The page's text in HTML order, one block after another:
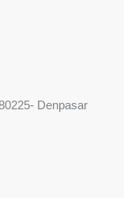
Denpasar